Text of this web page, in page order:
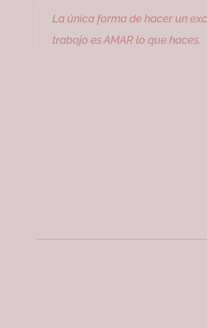
La única forma de hacer un
trabajo es AMAR lo que haces.